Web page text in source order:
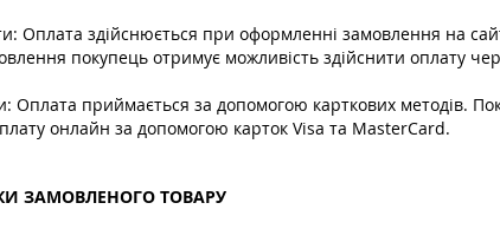
Оплата здійснюється при оформленні замовлення на
покупець отримує можливість здійснити оплату
Оплата приймається за допомогою карткових методів.
онлайн за допомогою карток Visa та MasterCard.
ЗАМОВЛЕНОГО ТОВАРУ